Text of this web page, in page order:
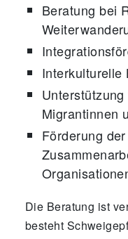
Beratung bei
Interkulturelle
Migrantinnen
Förderung
Die Beratung ist
besteht